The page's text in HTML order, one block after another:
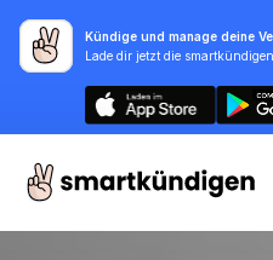
Kündige und manage deine
Lade dir jetzt die